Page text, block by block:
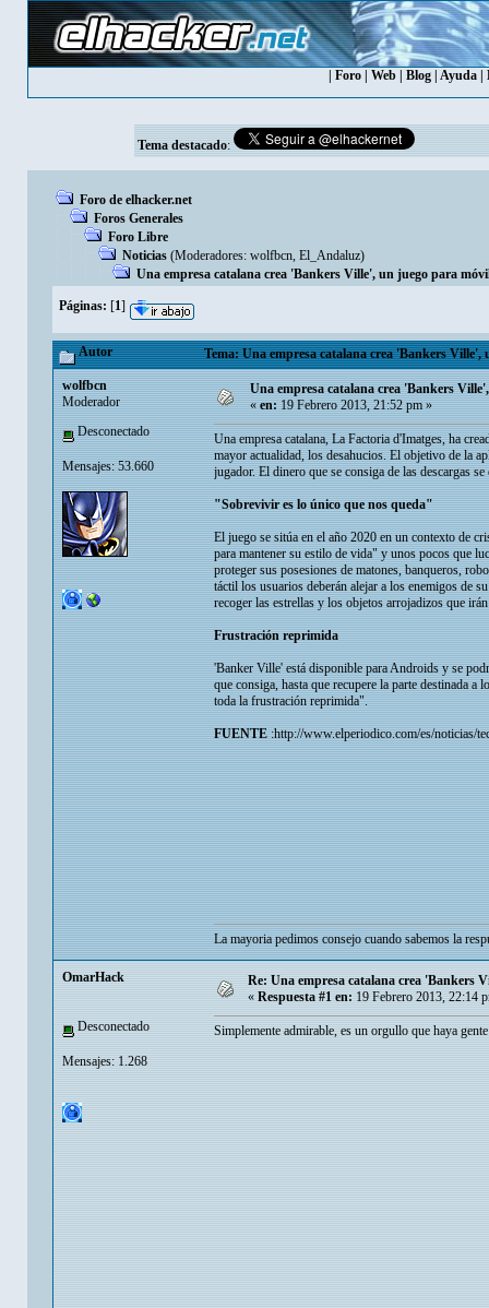
Foro Web Blog Ayuda
Tema destacado:
Foro de elhacker.net
Foros Generales
Foro Libre
Noticias (Moderadores: wolfbcn, El_Andaluz)
Una empresa catalana crea 'Bankers Ville', un juego para
Páginas: [1]
Autor Tema: Una empresa catalana crea 'Bankers
wolfbcn
Moderador
Desconectado
Mensajes: 53.660
Una empresa catalana crea 'Bankers
«en:19 Febrero 2013, 21:52 pm »
Una empresa catalana, La Factoria d'Imatges, ha
mayor actualidad, los desahucios. El objetivo de la
jugador. El dinero que se consiga de las descargas
"Sobrevivir es lo único que nos queda"
El juego se sitúa en el año 2020 en un contexto de
para mantener su estilo de vida" y unos pocos que
proteger sus posesiones de matones, banqueros,
táctil los usuarios deberán alejar a los enemigos de
recoger las estrellas y los objetos arrojadizos que
Frustración reprimida
'Banker Ville' está disponible para Androids y se
que consiga, hasta que recupere la parte destinada
toda la frustración reprimida".
FUENTE:http://www.elperiodico.com/es/noticias/
La mayoria pedimos consejo cuando sabemos la
OmarHack
Desconectado
Mensajes: 1.268
Re: Una empresa catalana crea 'Bankers
« Respuesta #1 en: 19 Febrero 2013, 22:14
Simplemente admirable, es un orgullo que haya